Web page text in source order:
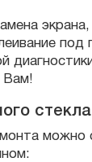
под
Вам!
стекла
можно